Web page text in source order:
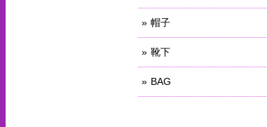
帽子
靴下
BAG